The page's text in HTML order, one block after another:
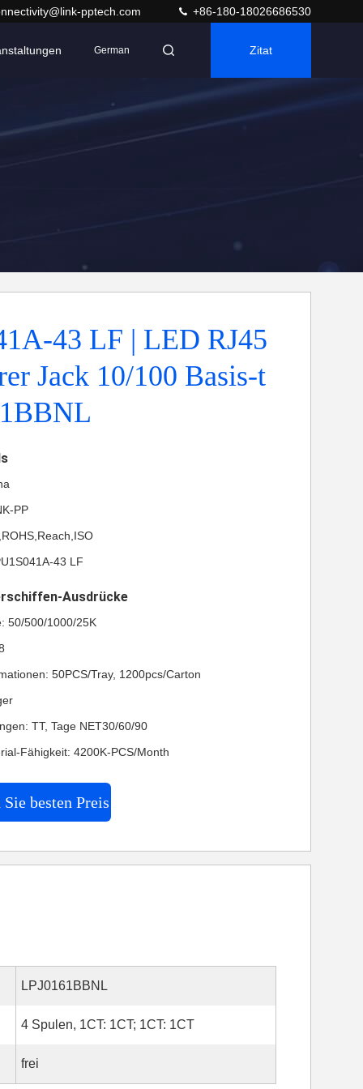
pptech.com +86-180-18026686530
German Zitat
43 LF | LED RJ45
Jack 10/100 Basis-t
PP
43 LF
Ausdrücke
50/500/1000/25K
50PCS/Tray, 1200pcs/Carton
TT, Tage NET30/60/90
Fähigkeit: 4200K-PCS/Month
besten Preis
LPJ0161BBNL
4 Spulen, 1CT: 1CT; 1CT: 1CT
frei